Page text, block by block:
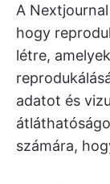
A
hogy
létre,
adatot és
számára,